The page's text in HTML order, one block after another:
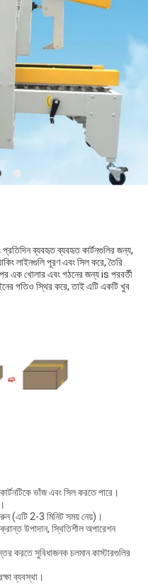
প্রতিদিন ব্যবহৃত ব্যবহৃত কার্টনগুলির জন্য,
লাইনগুলি পূরণ এবং সিল করে, তৈরি
পর এক খোলার এবং গঠনের জন্য is পরবর্তী
গতিও স্থির করে, তাই এটি একটি খুব
ভাঁজ এবং সিল করতে পারে।
(এটি 2-3 মিনিট সময় নেয়)।
উপাদান, স্থিতিশীল অপারেশন
করতে সুবিধাজনক চলমান কাস্টারগুলির
ব্যবস্থা।